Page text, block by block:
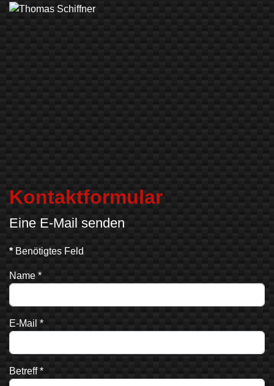
Kontaktformular
Eine E-Mail senden
* Benötigtes Feld
Name *
E-Mail *
Betreff*